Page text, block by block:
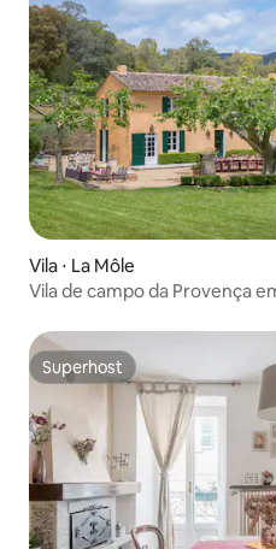
Vila ⋅ La Môle
Vila de campo da Provença
Superhost
Superhost